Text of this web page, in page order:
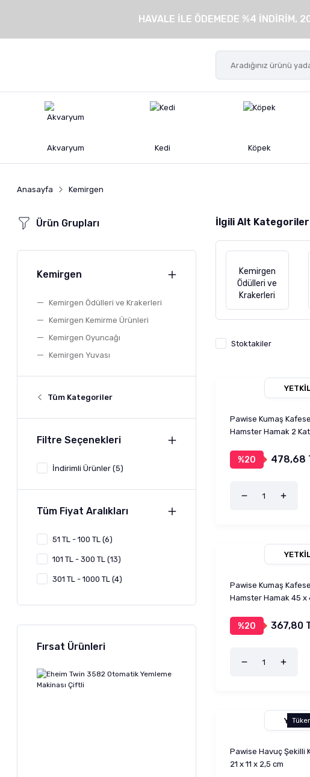
HAVALE İLE ÖDEMEDE %4 İNDİRİM,
Akvaryum Kedi Köpek
Anasayfa Kemirgen
Ürün Grupları
Kemirgen
Kemirgen Ödülleri ve Krakerleri
Kemirgen Kemirme Ürünleri
Kemirgen Oyuncağı
Kemirgen Yuvası
Tüm Kategoriler
Filtre Seçenekleri
İndirimli Ürünler (5)
Tüm Fiyat Aralıkları
51 TL - 100 TL (6)
101 TL - 300 TL (13)
301 TL - 1000 TL (4)
Fırsat Ürünleri
İlgili Alt Kategoriler
Kemirgen
Ödülleri ve
Krakerleri
Stoktakiler
Pawise Kumaş
Hamster Hamak 2
%20 478,68
Pawise Kumaş
Hamster Hamak 45 x
%20 367,80
Pawise Havuç Şekilli
21 x 11 x 2,5 cm